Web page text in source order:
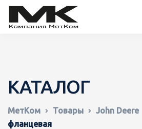
КАТАЛОГ
МетКом Товары John Deere
фланцевая